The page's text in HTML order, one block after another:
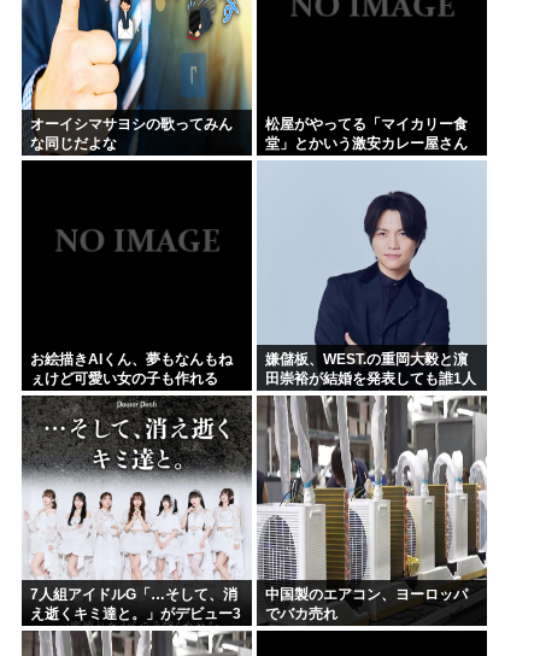
オーイシマサヨシの歌ってみん
な同じだよな
松屋がやってる「マイカリー食
堂」とかいう激安カレー屋さん
がこちらwww
お絵描きAIくん、夢もなんもね
ぇけど可愛い女の子も作れる
嫌儲板、WEST.の重岡大毅と濵
田崇裕が結婚を発表しても誰1人
として話題にせず… どの掲示板
もSNSもトレンドなのにどうし
て
7人組アイドルG「…そして、消
え逝くキミ達と。」がデビュー3
か月で解散 事務所が事業継続困
難なため
中国製のエアコン、ヨーロッパ
でバカ売れ